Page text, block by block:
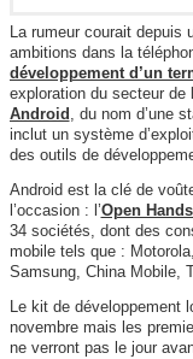
La rumeur courait depuis
ambitions dans la
développement d’un
exploration du secteur de
Android , du nom d’une
inclut un système
des outils de
Android est la clé de
l’occasion : l’Open
34 sociétés, dont des
mobile tels que :
Samsung, China Mobile,
Le kit de développement
novembre mais les
ne verront pas le jour